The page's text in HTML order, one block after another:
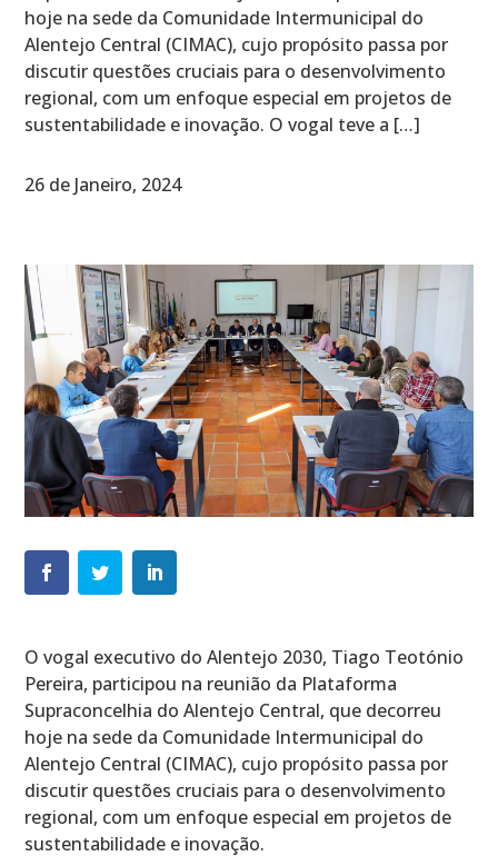
hoje na sede da Comunidade Intermunicipal do
Alentejo Central (CIMAC), cujo propósito passa por
discutir questões cruciais para o desenvolvimento
regional, com um enfoque especial em projetos de
sustentabilidade e inovação. O vogal teve a […]
26 de Janeiro, 2024
O vogal executivo do Alentejo 2030, Tiago Teotónio
Pereira, participou na reunião da Plataforma
Supraconcelhia do Alentejo Central, que decorreu
hoje na sede da Comunidade Intermunicipal do
Alentejo Central (CIMAC), cujo propósito passa por
discutir questões cruciais para o desenvolvimento
regional, com um enfoque especial em projetos de
sustentabilidade e inovação.